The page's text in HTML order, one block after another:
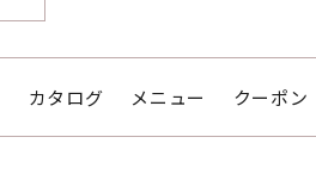
カタログ メニュー クーポン